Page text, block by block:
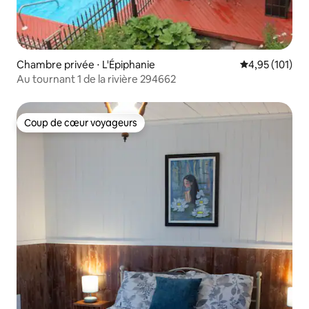
Chambre privée ⋅ L'Épiphanie Évaluation
4,95 (101)
Au tournant 1 de la rivière 294662
Coup de cœur voyageurs
Coup de cœur voyageurs